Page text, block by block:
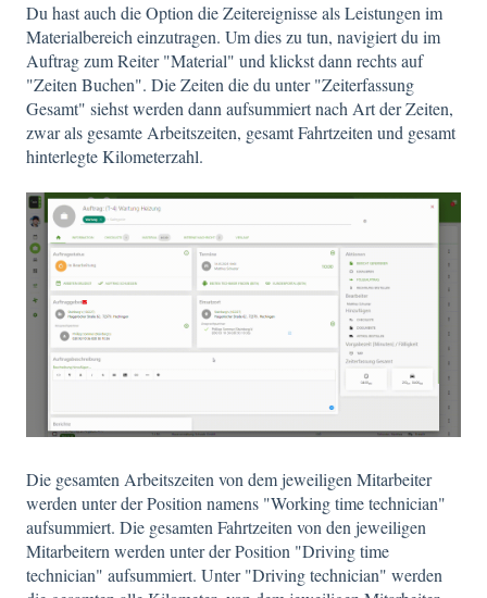
Du hast auch die Option die Zeitereignisse als Leistungen im
Materialbereich einzutragen. Um dies zu tun, navigiert du im
Auftrag zum Reiter "Material" und klickst dann rechts auf
"Zeiten Buchen". Die Zeiten die du unter "Zeiterfassung
Gesamt" siehst werden dann aufsummiert nach Art der Zeiten,
zwar als gesamte Arbeitszeiten, gesamt Fahrtzeiten und gesamt
hinterlegte Kilometerzahl.
Die gesamten Arbeitszeiten von dem jeweiligen Mitarbeiter
werden unter der Position namens "Working time technician"
aufsummiert. Die gesamten Fahrtzeiten von den jeweiligen
Mitarbeitern werden unter der Position "Driving time
technician" aufsummiert. Unter "Driving technician" werden